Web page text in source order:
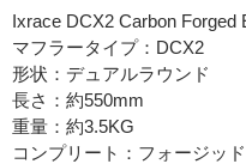
Ixrace DCX2 Carbon Forged
マフラータイプ：DCX2
形状：デュアルラウンド
長さ：約550mm
重量：約3.5KG
コンプリート：フォージッ